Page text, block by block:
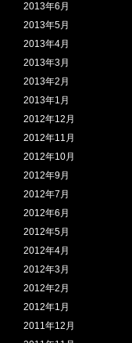
2013年6月
2013年5月
2013年4月
2013年3月
2013年2月
2013年1月
2012年12月
2012年11月
2012年10月
2012年9月
2012年7月
2012年6月
2012年5月
2012年4月
2012年3月
2012年2月
2012年1月
2011年12月